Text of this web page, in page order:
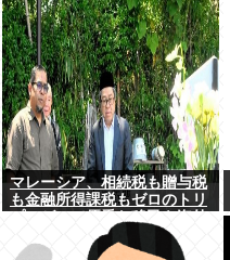
マレーシア、相続税も贈与税
も金融所得課税もゼロのトリ
プルゼロで優秀な移民を海外
から集めてしまう…